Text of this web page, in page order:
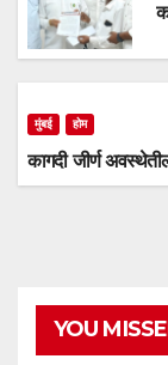
मुंबई होम
कागदी जीर्ण
YOU